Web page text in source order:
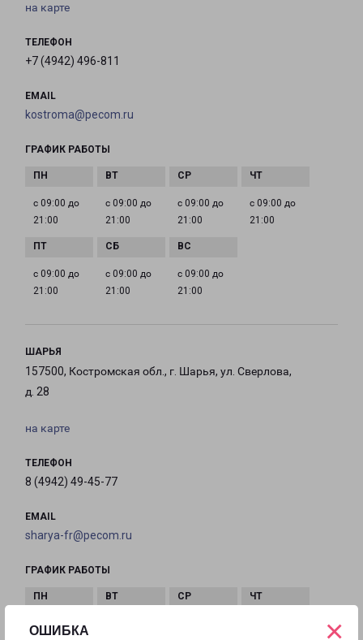
ОШИБКА ×
на карте
ТЕЛЕФОН
+7 (4942) 496-811
EMAIL
kostroma@pecom.ru
ГРАФИК РАБОТЫ
с 09:00 до
21:00
с 09:00 до
21:00
с 09:00 до
21:00
с 09:00 до
21:00
с 09:00 до
21:00
с 09:00 до
21:00
с 09:00 до
21:00
ШАРЬЯ
157500, Костромская обл., г. Шарья, ул. Сверлова,
д. 28
на карте
ТЕЛЕФОН
8 (4942) 49-45-77
EMAIL
sharya-fr@pecom.ru
ГРАФИК РАБОТЫ
с 09:00 до